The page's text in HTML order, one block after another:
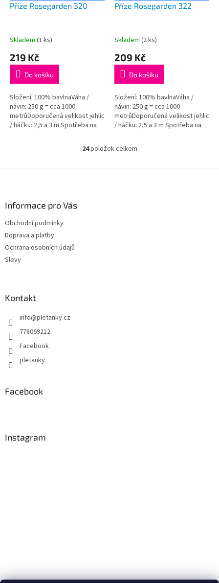
Příze Rosegarden 320
Skladem (1 ks)
219 Kč
Do košíku
Složení: 100% bavlnaVáha /
návin: 250 g = cca 1000
metrůDoporučená velikost jehlic
/ háčku: 2,5 a 3 m Spotřeba na
Příze Rosegarden 322
Skladem (2 ks)
209 Kč
Do košíku
Složení: 100% bavlnaVáha /
návin: 250 g = cca 1000
metrůDoporučená velikost jehlic
/ háčku: 2,5 a 3 m Spotřeba na
O
l
24položek celkem
Informace pro Vás
Obchodní podmínky
Doprava a platby
Ochrana osobních údajů
Slevy
Kontakt
info@pletanky.cz
778069212
Facebook
pletanky
Facebook
Instagram